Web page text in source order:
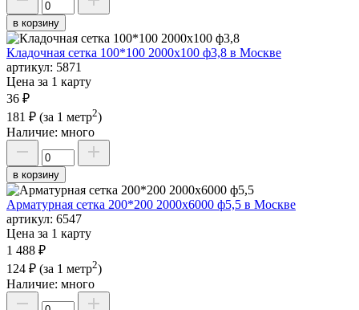
в корзину
Кладочная сетка 100*100 2000х100 ф3,8 в Москве
артикул: 5871
Цена за 1 карту
36 ₽
181 ₽ (за 1 метр2)
Наличие: много
в корзину
Арматурная сетка 200*200 2000х6000 ф5,5 в Москве
артикул: 6547
Цена за 1 карту
1 488 ₽
124 ₽ (за 1 метр2)
Наличие: много